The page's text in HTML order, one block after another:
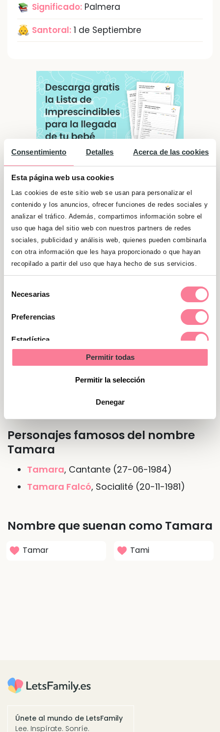
Consentimiento Detalles Acerca de las cookies
Esta página web usa cookies
Las cookies de este sitio web se usan para personalizar el
contenido y los anuncios, ofrecer funciones de redes sociales y
analizar el tráfico. Además, compartimos información sobre el
uso que haga del sitio web con nuestros partners de redes
sociales, publicidad y análisis web, quienes pueden combinarla
con otra información que les haya proporcionado o que hayan
recopilado a partir del uso que haya hecho de sus servicios.
Necesarias
Preferencias
Estadística
Permitir todas
Permitir la selección
Denegar
Significado: Palmera
Santoral: 1 de Septiembre
Significado de "Tamara"
Viven todo con mucha pasión y necesitan
sacar todo el jugo a las situaciones que se las
presentan. Su valentía y coraje hace que no
se las ponga nada por delante. Son
sinceras cuando hay que decir las cosas de
frente. Un poco obsesivas, necesitan tener
bajo control hasta el más mínimo detalle.
Nombre de Tamara en otras
lenguas o idiomas
Tammy
Personajes famosos del nombre
Tamara
Tamara, Cantante (27-06-1984)
Tamara Falcó, Socialité (20-11-1981)
Nombre que suenan como Tamara
Tamar Tami
Únete al mundo de LetsFamily
Lee. Inspírate. Sonríe.